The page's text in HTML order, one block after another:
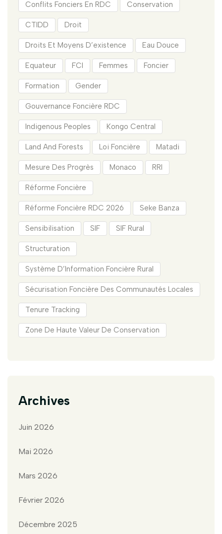
Conflits Fonciers En RDC Conservation
CTIDD Droit
Droits Et Moyens D’existence Eau Douce
Equateur FCI Femmes Foncier
Formation Gender
Gouvernance Foncière RDC
Indigenous Peoples Kongo Central
Land And Forests Loi Foncière Matadi
Mesure Des Progrès Monaco RRI
Réforme Foncière
Réforme Foncière RDC 2026 Seke Banza
Sensibilisation SIF SIF Rural
Structuration
Système D’Information Foncière Rural
Sécurisation Foncière Des Communautés Locales
Tenure Tracking
Zone De Haute Valeur De Conservation
Archives
Juin 2026
Mai 2026
Mars 2026
Février 2026
Décembre 2025